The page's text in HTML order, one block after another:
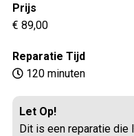
Prijs
€ 89,00
Reparatie Tijd
120 minuten
Let Op!
Dit is een reparatie die